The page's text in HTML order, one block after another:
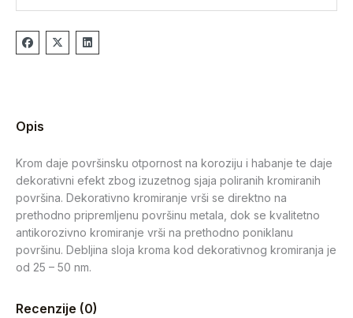
Opis
Krom daje površinsku otpornost na koroziju i habanje te daje
dekorativni efekt zbog izuzetnog sjaja poliranih kromiranih
površina. Dekorativno kromiranje vrši se direktno na
prethodno pripremljenu površinu metala, dok se kvalitetno
antikorozivno kromiranje vrši na prethodno poniklanu
površinu. Debljina sloja kroma kod dekorativnog kromiranja je
od 25 – 50 nm.
Recenzije (0)